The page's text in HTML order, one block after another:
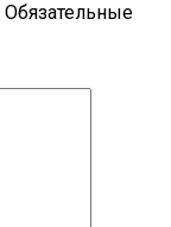
Обязательные